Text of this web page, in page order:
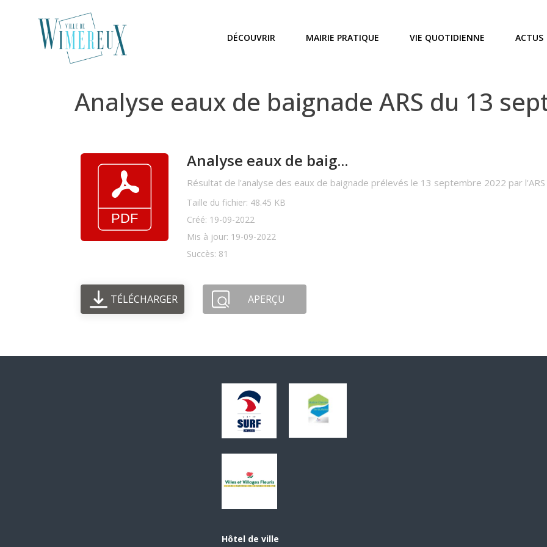
DÉCOUVRIR MAIRIE PRATIQUE VIE QUOTIDIENNE ACTUS
Analyse eaux de baignade ARS du 13
Analyse eaux de baig...
Résultat de l'analyse des eaux de baignade prélevés le 13 septembre 2022 par
Taille du fichier: 48.45 KB
Créé: 19-09-2022
Mis à jour: 19-09-2022
Succès: 81
TÉLÉCHARGER APERÇU
Hôtel de ville